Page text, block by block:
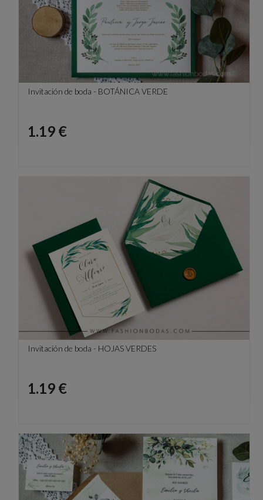
Invitación de boda - BOTÁNICA VERDE
Precio
1.19 €
Invitación de boda - HOJAS VERDES
Precio
1.19 €